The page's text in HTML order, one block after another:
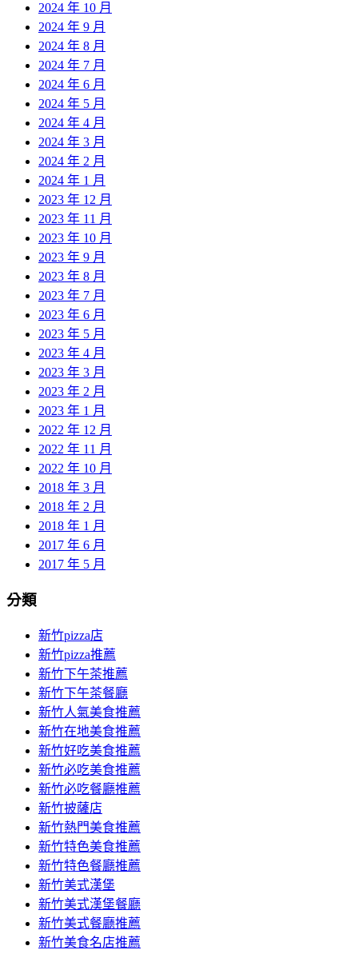
2024 年 10 月
2024 年 9 月
2024 年 8 月
2024 年 7 月
2024 年 6 月
2024 年 5 月
2024 年 4 月
2024 年 3 月
2024 年 2 月
2024 年 1 月
2023 年 12 月
2023 年 11 月
2023 年 10 月
2023 年 9 月
2023 年 8 月
2023 年 7 月
2023 年 6 月
2023 年 5 月
2023 年 4 月
2023 年 3 月
2023 年 2 月
2023 年 1 月
2022 年 12 月
2022 年 11 月
2022 年 10 月
2018 年 3 月
2018 年 2 月
2018 年 1 月
2017 年 6 月
2017 年 5 月
分類
新竹pizza店
新竹pizza推薦
新竹下午茶推薦
新竹下午茶餐廳
新竹人氣美食推薦
新竹在地美食推薦
新竹好吃美食推薦
新竹必吃美食推薦
新竹必吃餐廳推薦
新竹披薩店
新竹熱門美食推薦
新竹特色美食推薦
新竹特色餐廳推薦
新竹美式漢堡
新竹美式漢堡餐廳
新竹美式餐廳推薦
新竹美食名店推薦